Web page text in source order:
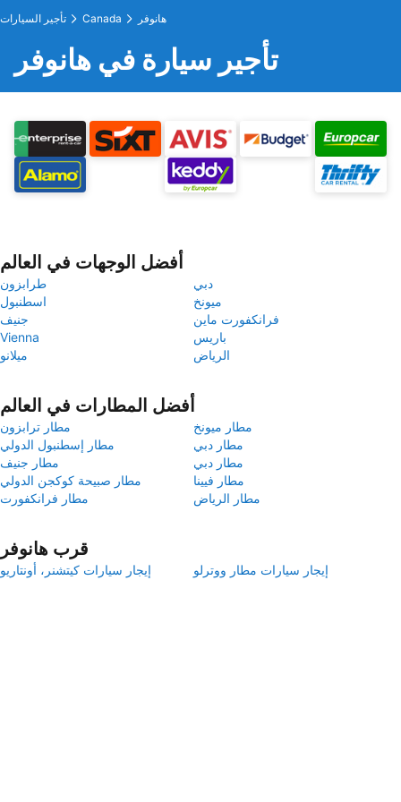
تأجير السيارات Canada هانوفر
تأجير سيارة في هانوفر
أفضل الوجهات في العالم
طرابزون
دبي
اسطنبول
ميونخ
جنيف
فرانكفورت ماين
Vienna
باريس
ميلانو
الرياض
أفضل المطارات في العالم
مطار ترابزون
مطار ميونخ
مطار إسطنبول الدولي
مطار دبي
مطار جنيف
مطار دبي
مطار صبيحة كوكجن الدولي
مطار فيينا
مطار فرانكفورت
مطار الرياض
قرب هانوفر
إيجار سيارات كيتشنر، أونتاريو إيجار سيارات مطار ووترلو